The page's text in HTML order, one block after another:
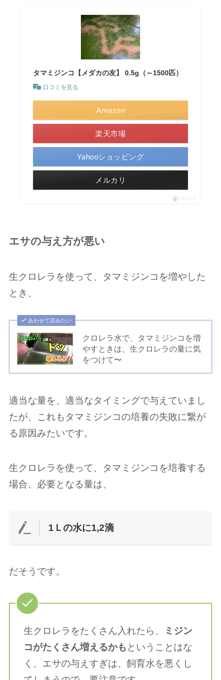
タマミジンコ【メダカの友】 0.5g（～1500匹）
口コミを見る
Amazon
楽天市場
Yahooショッピング
メルカリ
ポチップ
エサの与え方が悪い
生クロレラを使って、タマミジンコを増やした
とき、
あわせて読みたい
クロレラ水で、タマミジンコを増
やすときは、生クロレラの量に気
をつけて〜
適当な量を、適当なタイミングで与えていまし
たが、これもタマミジンコの培養の失敗に繋が
る原因みたいです。
生クロレラを使って、タマミジンコを培養する
場合、必要となる量は、
1Ｌの水に1,2滴
だそうです。
生クロレラをたくさん入れたら、
ミジン
コがたくさん増えるかも ということはな
く、エサの与えすぎは、飼育水を悪くし